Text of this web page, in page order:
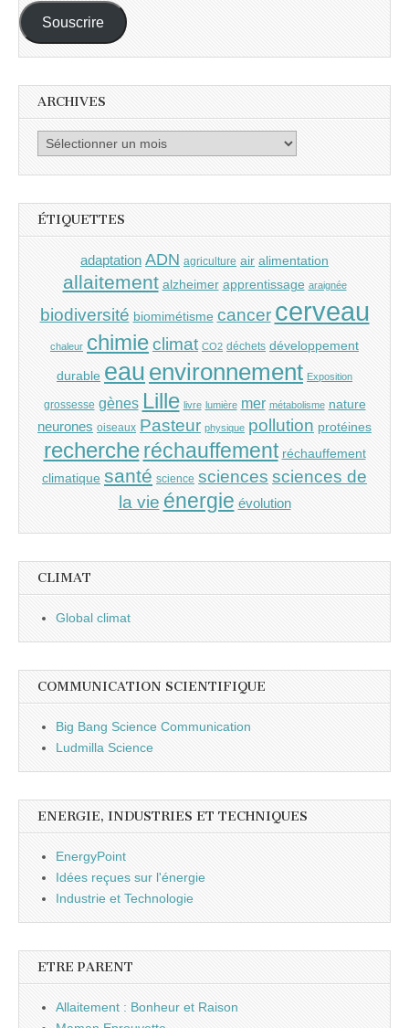
mail :
Souscrire
ARCHIVES
Archives
ÉTIQUETTES
adaptation ADN agriculture air alimentation
allaitement alzheimer apprentissage araignée
biodiversité biomimétisme cancer cerveau
chaleur chimieclimat CO2 déchets développement
durable eau environnement Exposition
grossesse gènes Lille livre lumière mer métabolisme nature
neurones oiseaux Pasteur physique pollution protéines
recherche réchauffement réchauffement
climatique santé science sciences sciences de
la vie énergie évolution
CLIMAT
Global climat
COMMUNICATION SCIENTIFIQUE
Big Bang Science Communication
Ludmilla Science
ENERGIE, INDUSTRIES ET TECHNIQUES
EnergyPoint
Idées reçues sur l'énergie
Industrie et Technologie
ETRE PARENT
Allaitement : Bonheur et Raison